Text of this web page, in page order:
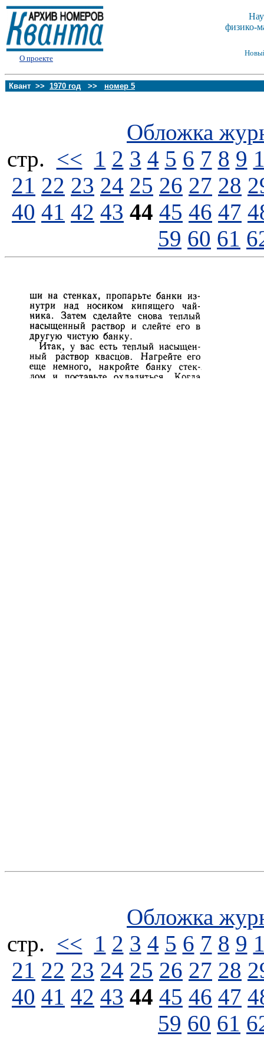
О проекте
физико-
Квант >> 1970 год >> номер 5
Обложка
стp. << 1 2 3 4 5 6 7 8 9
21 22 23 24 25 26 27 28
40 41 42 43 44 45 46 47
59 60 61
Обложка
стp. << 1 2 3 4 5 6 7 8 9
21 22 23 24 25 26 27 28
40 41 42 43 44 45 46 47
59 60 61